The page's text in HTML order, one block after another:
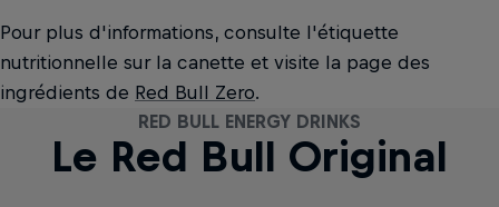
Pour plus d'informations, consulte l'étiquette
nutritionnelle sur la canette et visite la page des
ingrédients de Red Bull Zero.
Le Red Bull Original
RED BULL ENERGY DRINKS
Red Bull Zero
RED BULL ENERGY DRINKS
Red Bull Sugarfree
RED BULL ENERGY DRINKS
The Summer Edition
RED BULL ENERGY DRINKS
The Peach Edition
RED BULL ENERGY DRINKS
The Ice Edition
RED BULL ENERGY DRINKS
The Sea Blue Edition
RED BULL ENERGY DRINKS
The Apricot Edition
RED BULL ENERGY DRINKS
The White Edition
RED BULL ENERGY DRINKS
The Red Edition
RED BULL ENERGY DRINKS
The Blue Edition
RED BULL ENERGY DRINKS